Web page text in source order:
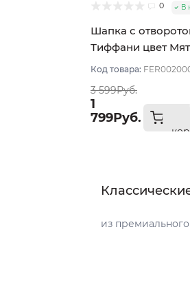
0 В
Шапка с
Тиффани цвет
Код товара:
3 599Руб.
1
799Руб.
из